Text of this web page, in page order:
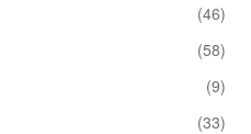
(46)
(58)
(9)
(33)